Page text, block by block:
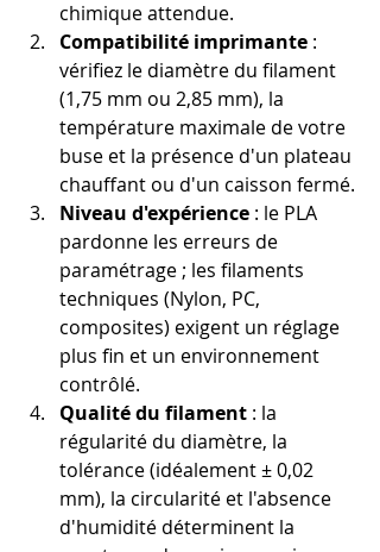
chimique attendue.
Compatibilité imprimante :
vérifiez le diamètre du filament
(1,75 mm ou 2,85 mm), la
température maximale de votre
buse et la présence d'un plateau
chauffant ou d'un caisson fermé.
Niveau d'expérience : le PLA
pardonne les erreurs de
paramétrage ; les filaments
techniques (Nylon, PC,
composites) exigent un réglage
plus fin et un environnement
contrôlé.
Qualité du filament : la
régularité du diamètre, la
tolérance (idéalement ± 0,02
mm), la circularité et l'absence
d'humidité déterminent la